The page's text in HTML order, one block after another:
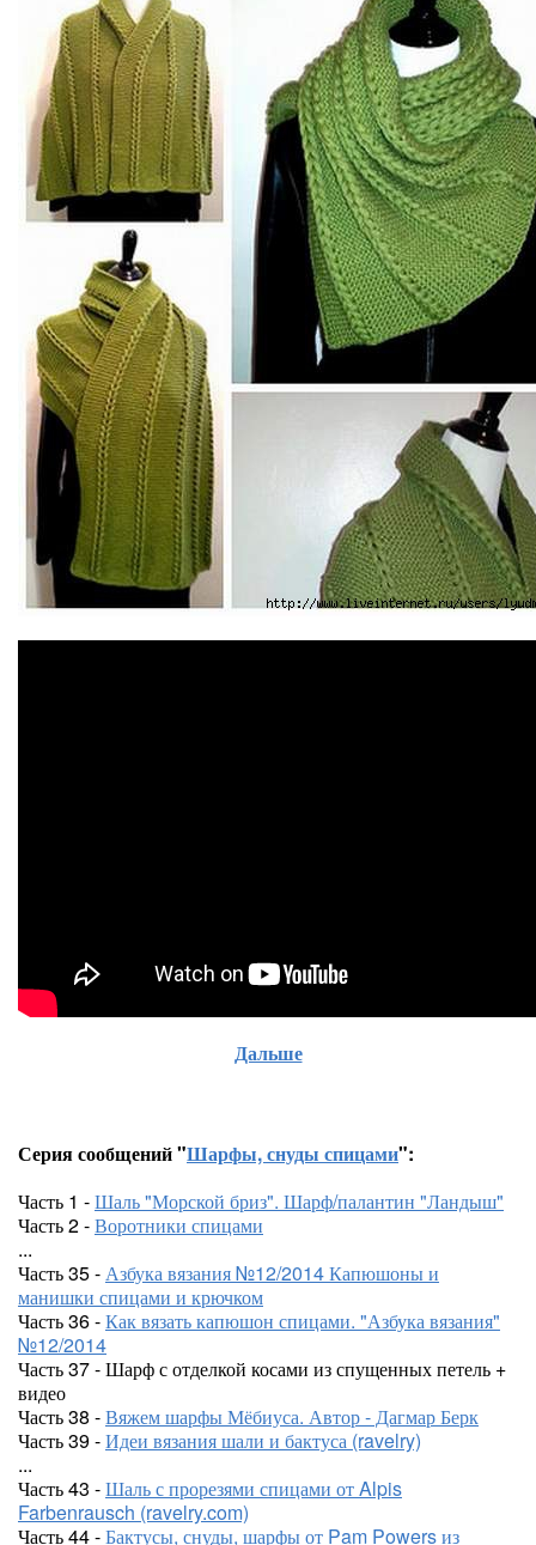
Дальше
Серия сообщений "Шарфы, снуды спицами":
Часть 1 -Шаль "Морской бриз". Шарф/палантин "Ландыш"
Часть 2 -Воротники спицами
...
Часть 35 -Азбука вязания №12/2014 Капюшоны и
манишки спицами и крючком
Часть 36 -Как вязать капюшон спицами. "Азбука вязания"
№12/2014
Часть 37 - Шарф с отделкой косами из спущенных петель +
видео
Часть 38 -Вяжем шарфы Мёбиуса. Автор - Дагмар Берк
Часть 39 -Идеи вязания шали и бактуса (ravelry)
...
Часть 43 -Шаль с прорезями спицами от Alpis
Farbenrausch (ravelry.com)
Часть 44 -Бактусы, снуды, шарфы от Pam Powers из